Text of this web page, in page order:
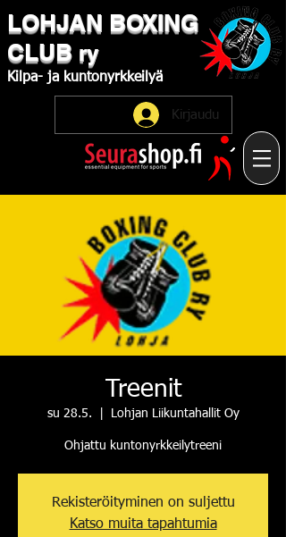
LOHJAN ​BOXING
CLUB ry
Kilpa- ja kuntonyrkkeilyä
Kirjaudu
Treenit
su 28.5. Lohjan Liikuntahallit Oy
Ohjattu kuntonyrkkeilytreeni
Rekisteröityminen on suljettu
Katso muita tapahtumia